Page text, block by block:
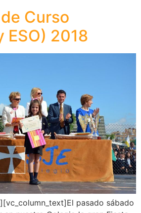
Curso
ESO) 2018
pasado sábado